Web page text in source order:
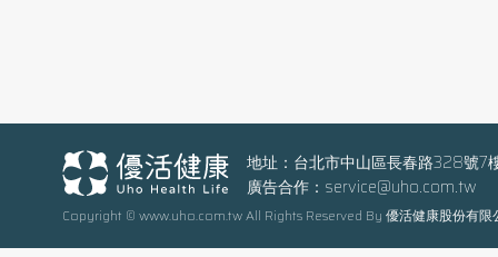
自卑。 為什麼會有腋臭或多汗？ 人體的汗腺主
要分為兩種： 外分泌汗腺（主要負責調節體溫）
頂漿腺（與氣味有關） 頂漿腺在青春期後會開始
分泌黏稠液體，這些分泌物被皮膚表面的細菌
地址：台北市中山區長春路328號7
廣告合作： service@uho.com.tw
Copyright © www.uho.com.tw All Rights Reserved By 優活健康股份有限